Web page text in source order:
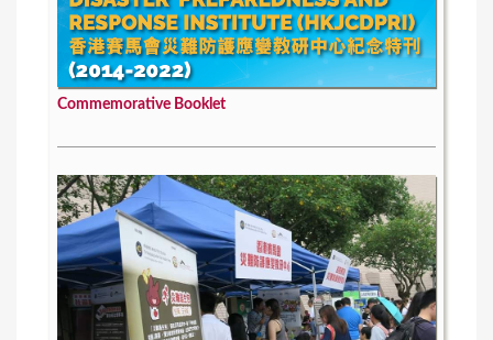
Commemorative Booklet